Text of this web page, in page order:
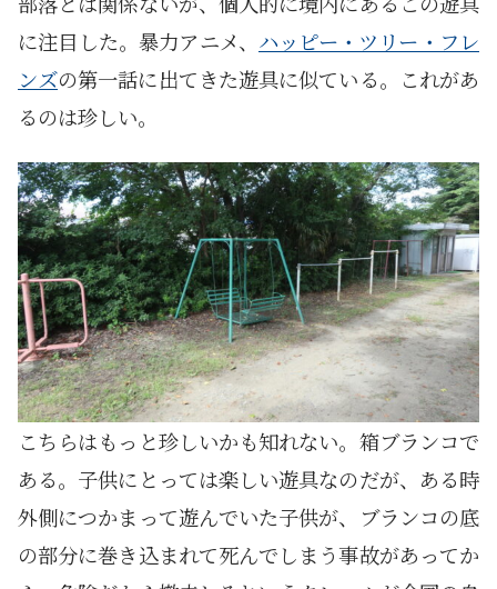
に注目した。暴力アニメ、 ハッピー・ツリー・フレ
ンズの第一話に出てきた遊具に似ている。これがあ
るのは珍しい。
こちらはもっと珍しいかも知れない。箱ブランコで
ある。子供にとっては楽しい遊具なのだが、ある時
外側につかまって遊んでいた子供が、ブランコの底
の部分に巻き込まれて死んでしまう事故があってか